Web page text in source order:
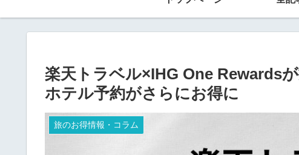
楽天トラベル×IHG One Rewards
ホテル予約がさらにお得に
旅のお得情報・コラム